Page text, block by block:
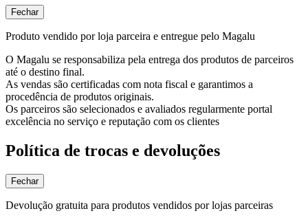
Fechar
Produto vendido por loja parceira e entregue pelo Magalu
O Magalu se responsabiliza pela entrega dos produtos de parceiros
até o destino final.
As vendas são certificadas com nota fiscal e garantimos a
procedência de produtos originais.
Os parceiros são selecionados e avaliados regularmente portal
excelência no serviço e reputação com os clientes
Política de trocas e devoluções
Fechar
Devolução gratuita para produtos vendidos por lojas parceiras